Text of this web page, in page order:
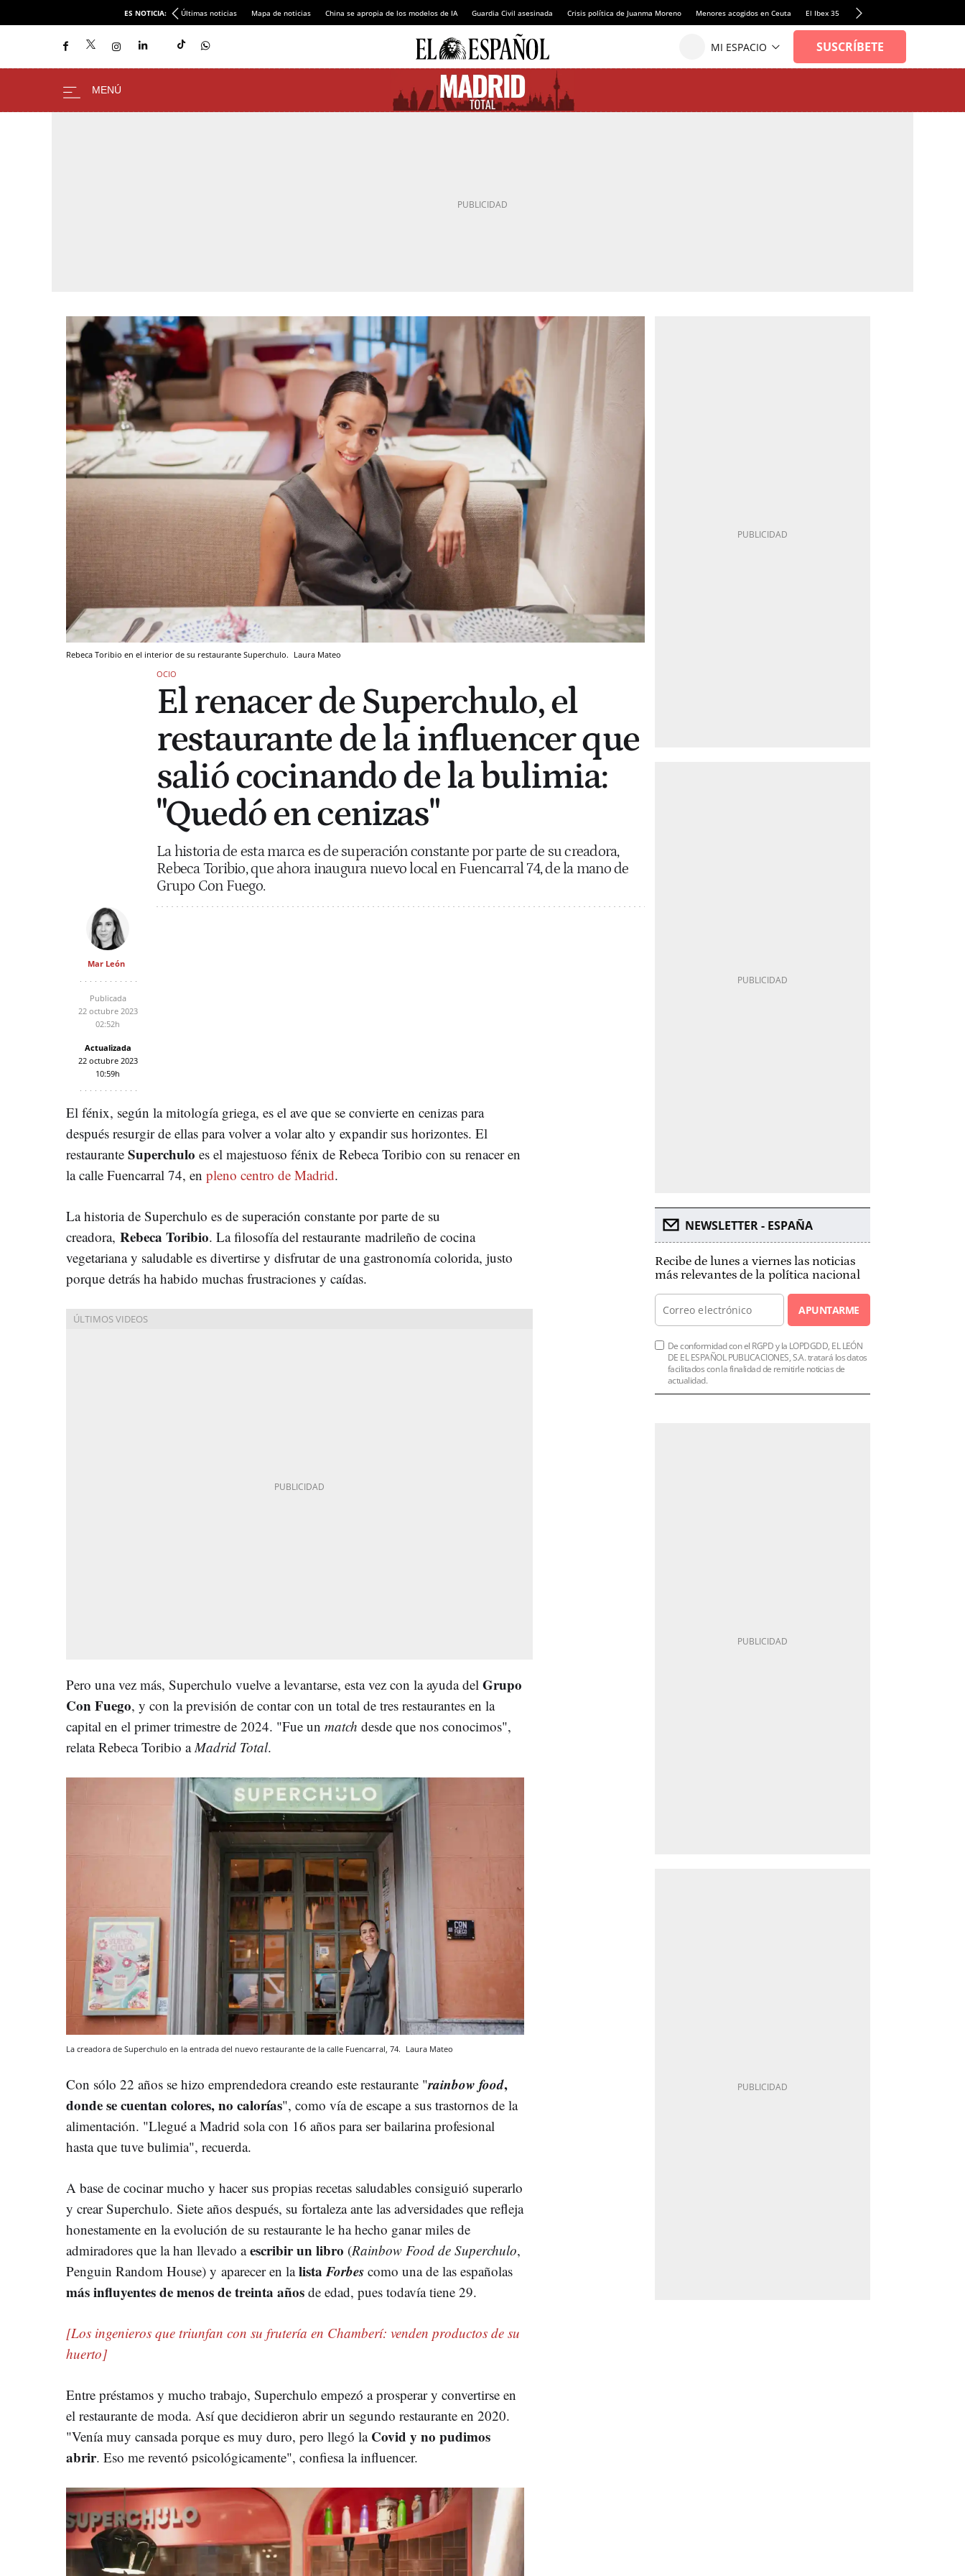
ES NOTICIA: Últimas noticias Mapa de noticias China se apropia de los modelos de IA Guardia Civil asesinada Crisis política de Juanma Moreno Menores acogidos en Ceuta El Ibex 35 Llamadas de alerta Sánchez
Rebeca Toribio en el interior de su restaurante Superchulo. Laura Mateo
OCIO
El renacer de Superchulo, el
restaurante de la influencer que
salió cocinando de la bulimia:
"Quedó en cenizas"
La historia de esta marca es de superación constante por parte de su creadora,
Rebeca Toribio, que ahora inaugura nuevo local en Fuencarral 74, de la mano de
Grupo Con Fuego.
Mar León
Publicada
22 octubre 2023
02:52h
Actualizada
22 octubre 2023
10:59h
El fénix, según la mitología griega, es el ave que se convierte en cenizas para
después resurgir de ellas para volver a volar alto y expandir sus horizontes. El
restaurante Superchulo es el majestuoso fénix de Rebeca Toribio con su renacer en
la calle Fuencarral 74, en pleno centro de Madrid.
La historia de Superchulo es de superación constante por parte de su
creadora, Rebeca Toribio. La filosofía del restaurante madrileño de cocina
vegetariana y saludable es divertirse y disfrutar de una gastronomía colorida, justo
porque detrás ha habido muchas frustraciones y caídas.
Pero una vez más, Superchulo vuelve a levantarse, esta vez con la ayuda del Grupo
Con Fuego, y con la previsión de contar con un total de tres restaurantes en la
capital en el primer trimestre de 2024. "Fue un match desde que nos conocimos",
relata Rebeca Toribio a Madrid Total.
La creadora de Superchulo en la entrada del nuevo restaurante de la calle Fuencarral, 74. Laura Mateo
Con sólo 22 años se hizo emprendedora creando este restaurante "rainbow food,
donde se cuentan colores, no calorías", como vía de escape a sus trastornos de la
alimentación. "Llegué a Madrid sola con 16 años para ser bailarina profesional
hasta que tuve bulimia", recuerda.
A base de cocinar mucho y hacer sus propias recetas saludables consiguió superarlo
y crear Superchulo. Siete años después, su fortaleza ante las adversidades que refleja
honestamente en la evolución de su restaurante le ha hecho ganar miles de
admiradores que la han llevado aescribir un libro (Rainbow Food de Superchulo,
Penguin Random House) y aparecer en lalistaForbes como una de las españolas
más influyentes de menos de treinta años de edad, pues todavía tiene 29.
[Los ingenieros que triunfan con su frutería en Chamberí: venden productos de su
huerto]
Entre préstamos y mucho trabajo, Superchulo empezó a prosperar y convertirse en
el restaurante de moda. Así que decidieron abrir un segundo restaurante en 2020.
"Venía muy cansada porque es muy duro, pero llegó laCovid y no pudimos
abrir. Eso me reventó psicológicamente", confiesa la influencer.
NEWSLETTER - ESPAÑA
Recibe de lunes a viernes las noticias
más relevantes de la política nacional
APUNTARME
De conformidad con el RGPD y la LOPDGDD, EL LEÓN
DE EL ESPAÑOL PUBLICACIONES, S.A. tratará los datos
facilitados con la finalidad de remitirle noticias de
actualidad.